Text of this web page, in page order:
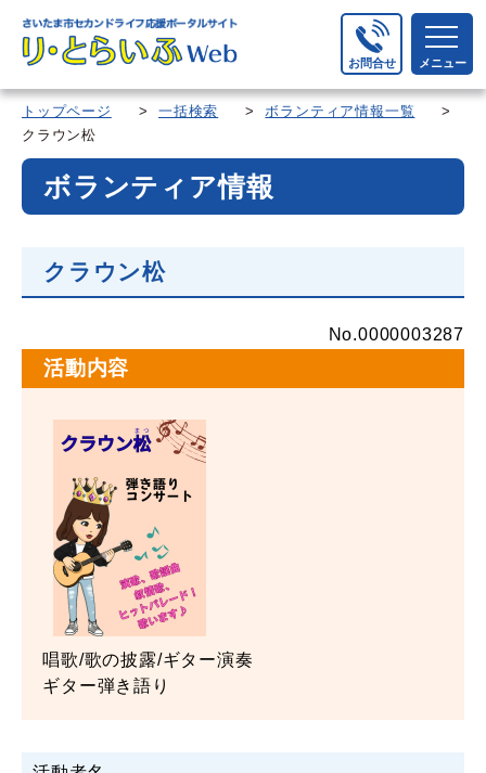
お問合せ メニュー
トップページ >一括検索 >ボランティア情報一覧
>
クラウン松
ボランティア情報
クラウン松
No.0000003287
活動内容
唱歌/歌の披露/ギター演奏
ギター弾き語り